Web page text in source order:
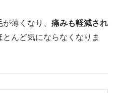
薄くなり、 痛みも軽減され
んど気にならなくなりま